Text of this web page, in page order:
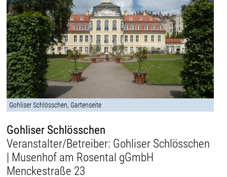
Gohliser Schlösschen, Gartenseite
Gohliser Schlösschen
Veranstalter/Betreiber: Gohliser Schlösschen
| Musenhof am Rosental gGmbH
Menckestraße 23